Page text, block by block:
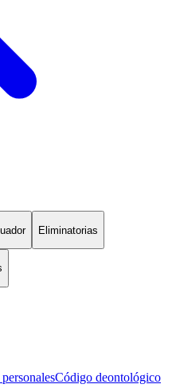
Eliminatorias
Código deontológico